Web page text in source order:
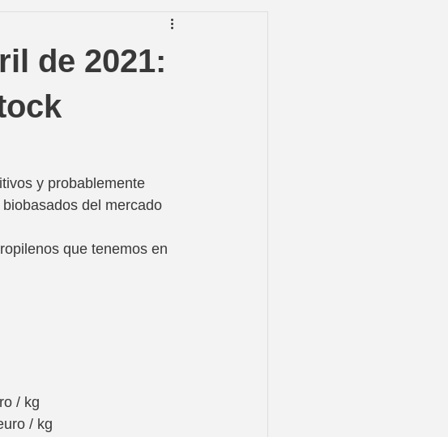
de 2021:
y probablemente
del mercado
que tenemos en
/ kg
/ kg